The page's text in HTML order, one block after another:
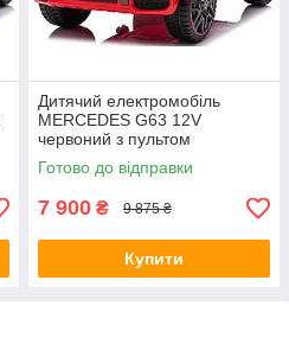
Дитячий електромобіль
MERCEDES G63 12V
червоний з пультом
керування Diego
Готово до відправки
7 900 ₴ 9 875 ₴
Купити